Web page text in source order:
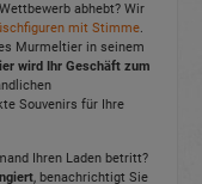
abhebt? Wir
mit Stimme.
Murmeltier in seinem
wird Ihr Geschäft zum
Souvenirs für Ihre
Ihren Laden betritt?
, benachrichtigt Sie